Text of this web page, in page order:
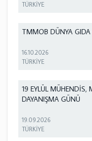
TÜRKİYE
TMMOB DÜNYA GIDA
16.10.2026
TÜRKİYE
19 EYLÜL MÜHENDİS,
DAYANIŞMA GÜNÜ
19.09.2026
TÜRKİYE